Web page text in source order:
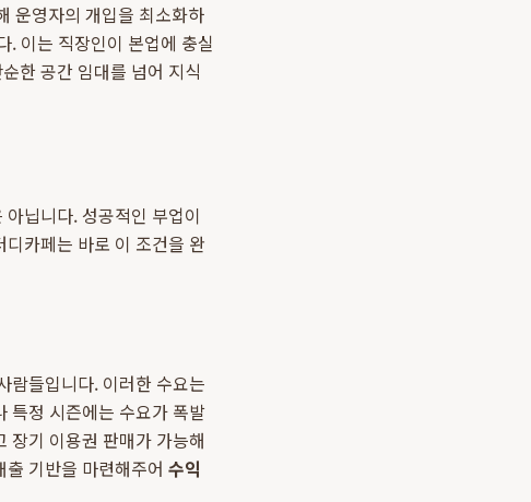
운영자의 개입을 최소화하
. 이는 직장인이 본업에 충실
한 공간 임대를 넘어 지식
닙니다. 성공적인 부업이
카페는 바로 이 조건을 완
람들입니다. 이러한 수요는
특정 시즌에는 수요가 폭발
장기 이용권 판매가 가능해
기반을 마련해주어 수익